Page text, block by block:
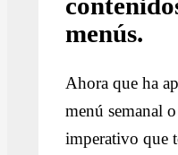
menús.
Ahora que ha
menú semanal
imperativo que